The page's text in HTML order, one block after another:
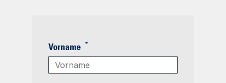
Vorname *